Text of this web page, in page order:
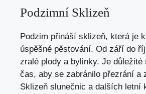
Podzimní Sklizeň
Podzim přináší sklizeň, která je
úspěšné pěstování. Od září do
zralé plody a bylinky. Je
čas, aby se zabránilo přezrání a
Sklizeň slunečnic a dalších letní